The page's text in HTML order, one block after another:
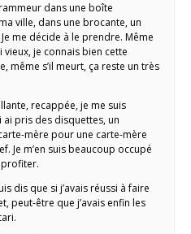
dans une boîte
ville, dans une brocante, un
me décide à le prendre. Même
vieux, je connais bien cette
même s’il meurt, ça reste un très
recappée, je me suis
ai pris des disquettes, un
mère pour une carte-mère
Je m’en suis beaucoup occupé
dis que si j’avais réussi à faire
peut-être que j’avais enfin les